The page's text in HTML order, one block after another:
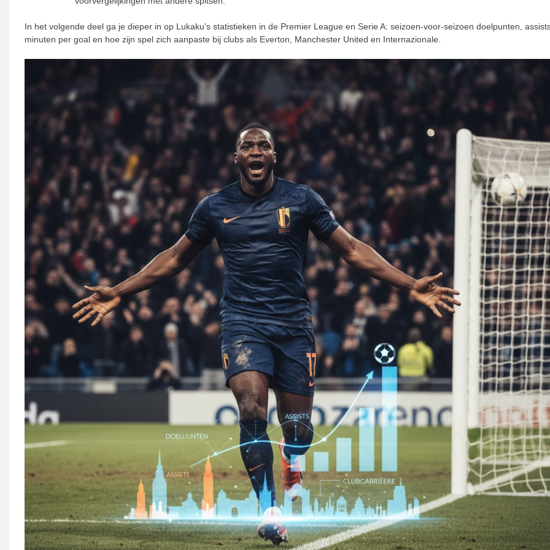
In het volgende deel ga je dieper in op Lukaku’s statistieken in de Premier League en Serie A: seizoen-voor-seizoen doelpunten,
minuten per goal en hoe zijn spel zich aanpaste bij clubs als Everton, Manchester United en Internazionale.